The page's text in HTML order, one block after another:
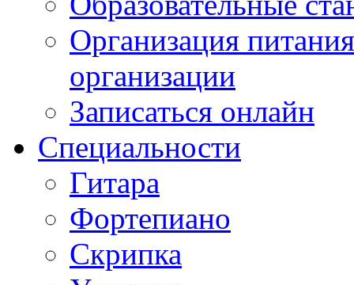
Организация
организации
Записаться онлайн
Специальности
Гитара
Фортепиано
Скрипка